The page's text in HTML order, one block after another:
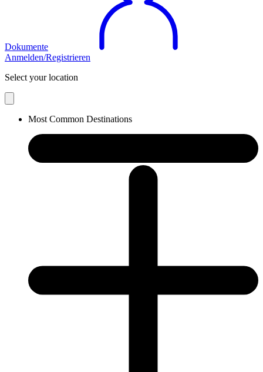
Dokumente
Anmelden/Registrieren
Select your location
Most Common Destinations